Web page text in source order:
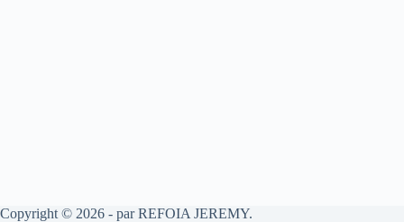
Copyright © 2026 - par REFOIA JEREMY.